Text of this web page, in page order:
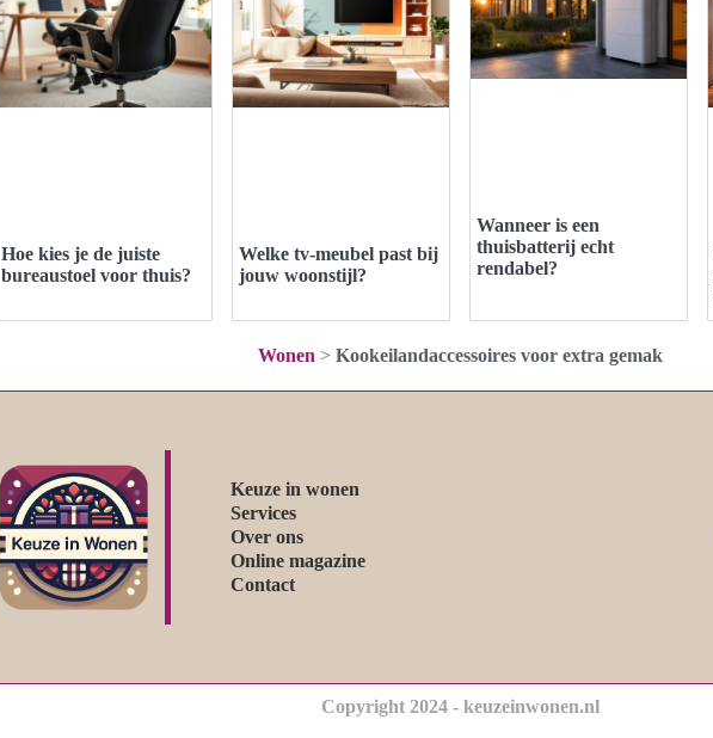
Hoe kies je de juiste
bureaustoel voor thuis?
Welke tv-meubel past bij
jouw woonstijl?
Wanneer is een
thuisbatterij echt
rendabel?
Wonen > Kookeilandaccessoires voor extra gemak
Keuze in wonen
Services
Over ons
Online magazine
Contact
Copyright 2024 - keuzeinwonen.nl